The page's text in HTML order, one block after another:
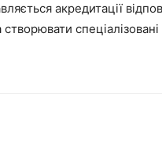
акредитації